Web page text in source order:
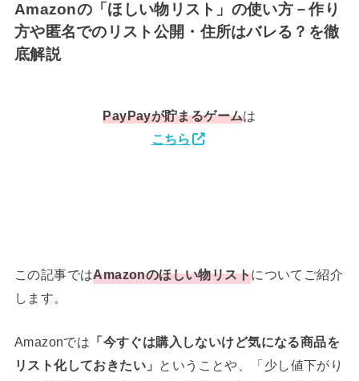
Amazonの「ほしい物リスト」の使い方－作り
方や匿名でのリスト公開・住所はバレる？を徹
底解説
PayPayが貯まるゲームは
こちら
この記事ではAmazonのほしい物リストについてご紹介
します。
Amazonでは 「今すぐは購入しないけど気になる商品を
リスト化しておきたい」 ということや、「少し値下がり